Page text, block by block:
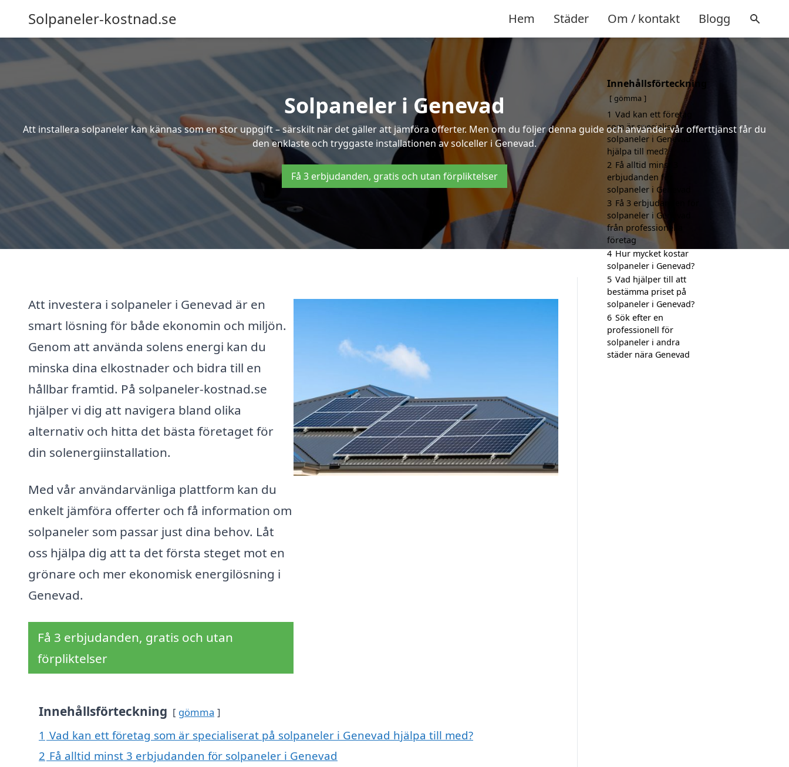
Solpaneler-kostnad.se Hem Städer Om / kontakt Blogg
Solpaneler i Genevad
Att installera solpaneler kan kännas som en stor uppgift – särskilt när det gäller att jämföra offerter. Men om du följer denna guide och använder vår offerttjänst får du
den enklaste och tryggaste installationen av solceller i Genevad.
Få 3 erbjudanden, gratis och utan förpliktelser
Att investera i solpaneler i Genevad är en
smart lösning för både ekonomin och miljön.
Genom att använda solens energi kan du
minska dina elkostnader och bidra till en
hållbar framtid. På solpaneler-kostnad.se
hjälper vi dig att navigera bland olika
alternativ och hitta det bästa företaget för
din solenergiinstallation.
Med vår användarvänliga plattform kan du
enkelt jämföra offerter och få information om
solpaneler som passar just dina behov. Låt
oss hjälpa dig att ta det första steget mot en
grönare och mer ekonomisk energilösning i
Genevad.
Få 3 erbjudanden, gratis och utan
förpliktelser
Innehållsförteckning gömma
1 Vad kan ett företag som är specialiserat på solpaneler i Genevad hjälpa till med?
2 Få alltid minst 3 erbjudanden för solpaneler i Genevad
Innehållsförteckning
gömma
1 Vad kan ett företag
som är specialiserat på
solpaneler i Genevad
hjälpa till med?
2 Få alltid minst 3
erbjudanden för
solpaneler i Genevad
3 Få 3 erbjudanden för
solpaneler i Genevad
från professionella
företag
4 Hur mycket kostar
solpaneler i Genevad?
5 Vad hjälper till att
bestämma priset på
solpaneler i Genevad?
6 Sök efter en
professionell för
solpaneler i andra
städer nära Genevad